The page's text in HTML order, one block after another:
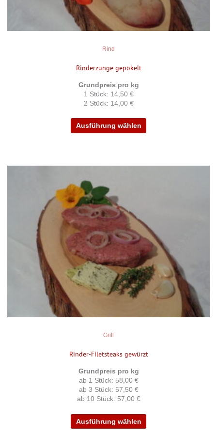
Rind
Rinderzunge gepökelt
Grundpreis pro kg
1 Stück: 14,50 €
2 Stück: 14,00 €
Ausführung wählen
gewählt
werden
Grill
Rinder-Filetsteaks gewürzt
Grundpreis pro kg
ab 1 Stück: 58,00 €
ab 3 Stück: 57,50 €
ab 10 Stück: 57,00 €
Ausführung wählen
Dieses
Die
Optionen
können
auf
der
Produktseite
gewählt